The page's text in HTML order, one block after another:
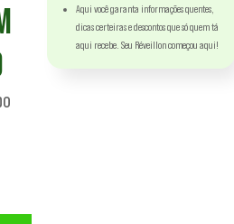
Aqui você garanta informações quentes,
dicas certeiras e descontos que só quem tá
aqui recebe. Seu Réveillon começou aqui!